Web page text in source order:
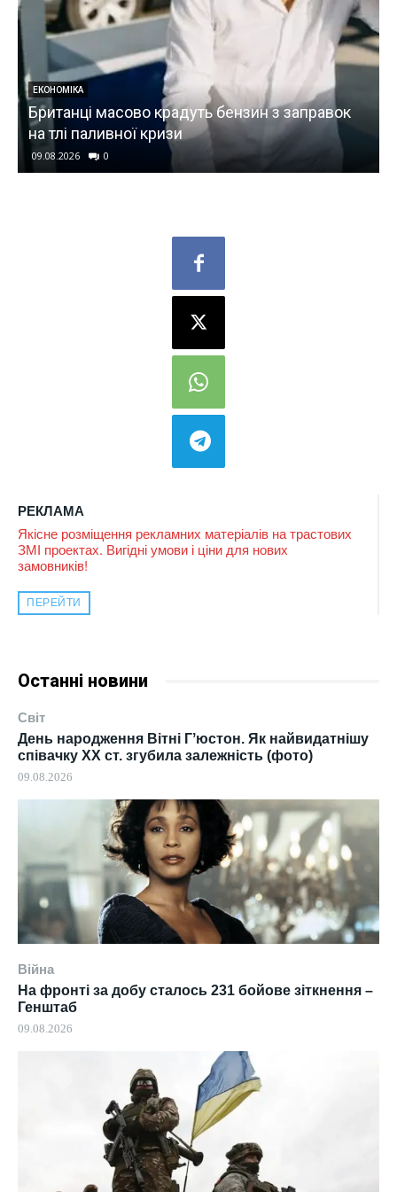
РЕКЛАМА
Якісне розміщення рекламних матеріалів на трастових
ЗМІ проектах. Вигідні умови і ціни для нових
замовників!
ПЕРЕЙТИ
Останні новини
Світ
День народження Вітні Гʼюстон. Як найвидатнішу
співачку ХХ ст. згубила залежність (фото)
09.08.2026
Війна
На фронті за добу сталось 231 бойове зіткнення –
Генштаб
09.08.2026
ЕКОНОМІКА
Британці масово крадуть бензин з заправок
на тлі паливної кризи
09.08.2026 0